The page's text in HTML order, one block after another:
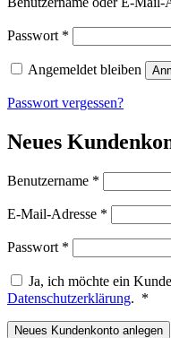
Passwort *
Angemeldet bleiben
Passwort vergessen?
Neues
Benutzername *
E-Mail-Adresse *
Passwort *
Ja, ich möchte ein
Datenschutzerklärung. *
Neues Kundenkonto anlegen